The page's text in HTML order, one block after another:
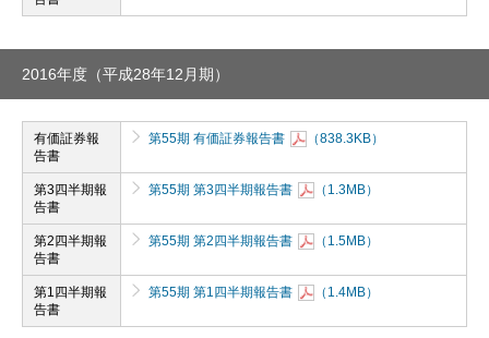
2016年度（平成28年12月期）
有価証券報
告書
第55期 有価証券報告書 （838.3KB）
第3四半期報
告書
第55期 第3四半期報告書 （1.3MB）
第2四半期報
告書
第55期 第2四半期報告書 （1.5MB）
第1四半期報
告書
第55期 第1四半期報告書 （1.4MB）